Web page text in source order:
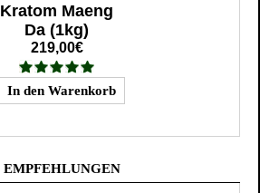
Kratom Maeng
Da (1kg)
219,00€
EMPFEHLUNGEN